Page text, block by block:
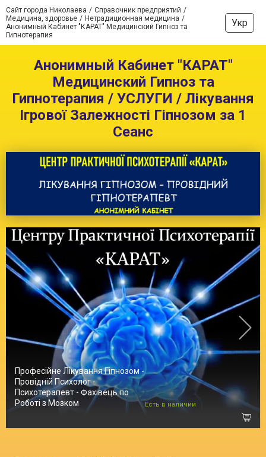
Сайт города Николаева
Справочник предприятий
Медицина, здоровье
Нетрадиционная медицина
Анонимный Кабинет "КАРАТ" Медицинский Гипноз та
Гипнотерапия
Укр
Анонимный Кабинет "КАРАТ"
Медицинский Гипноз та
Гипнотерапия / УСЛУГИ / Лікування
Ігрової Залежності Гіпнозом за 1
Сеанс
Професійне Лікування Гіпнозом -
Провідній Психолог -
Психотерапевт - Фахівець по
Роботі з Мозком
Есть в наличии